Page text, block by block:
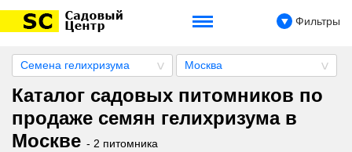
Фильтры
Семена гелихризума Москва
Каталог садовых питомников по
продаже семян гелихризума в
Москве - 2 питомника